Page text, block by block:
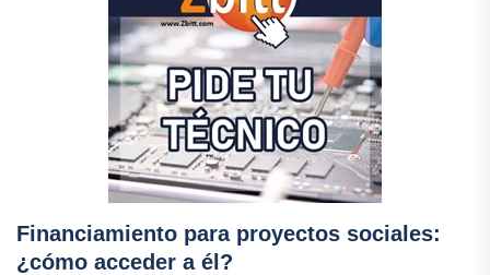
Financiamiento para proyectos sociales:
¿cómo acceder a él?